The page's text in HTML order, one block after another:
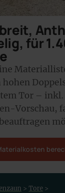
für
hohen
Tor – inkl.
Vorschau,
> Tore >